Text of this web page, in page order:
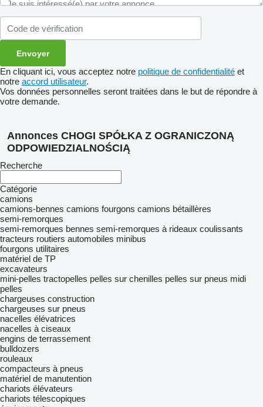
En cliquant ici, vous acceptez notre politique de confidentialité et
notre accord utilisateur.
Vos données personnelles seront traitées dans le but de répondre à
votre demande.
Annonces CHOGI SPÓŁKA Z OGRANICZONĄ
ODPOWIEDZIALNOŚCIĄ
Recherche
Catégorie
camions
camions-bennes camions fourgons camions bétaillères
semi-remorques
semi-remorques bennes semi-remorques à rideaux coulissants
tracteurs routiers automobiles minibus
fourgons utilitaires
matériel de TP
excavateurs
mini-pelles tractopelles pelles sur chenilles pelles sur pneus midi
pelles
chargeuses construction
chargeuses sur pneus
nacelles élévatrices
nacelles à ciseaux
engins de terrassement
bulldozers
rouleaux
compacteurs à pneus
matériel de manutention
chariots élévateurs
chariots télescopiques